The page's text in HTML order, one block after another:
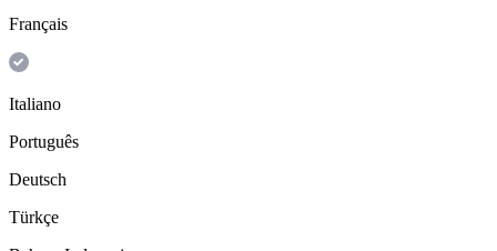
Français
Italiano
Português
Deutsch
Türkçe